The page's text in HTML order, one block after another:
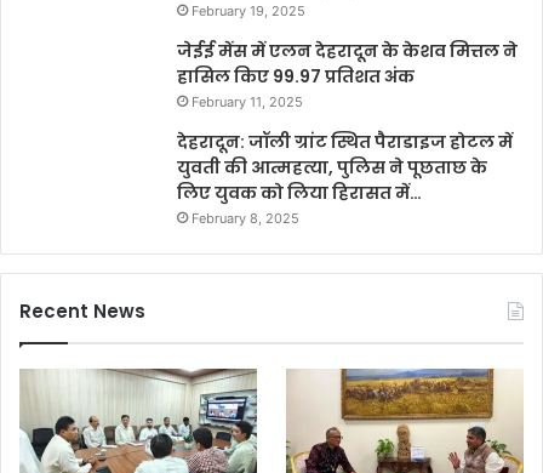
February 19, 2025
जेईई मेंस में एलन देहरादून के केशव मित्तल ने
हासिल किए 99.97 प्रतिशत अंक
February 11, 2025
देहरादून: जॉली ग्रांट स्थित पैराडाइज होटल में
युवती की आत्महत्या, पुलिस ने पूछताछ के
लिए युवक को लिया हिरासत में…
February 8, 2025
Recent News